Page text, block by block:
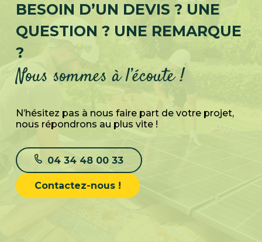
BESOIN D’UN DEVIS ? UNE
QUESTION ? UNE REMARQUE
?
Nous sommes à l’écoute !
N’hésitez pas à nous faire part de votre projet,
nous répondrons au plus vite !
04 34 48 00 33
Contactez-nous !